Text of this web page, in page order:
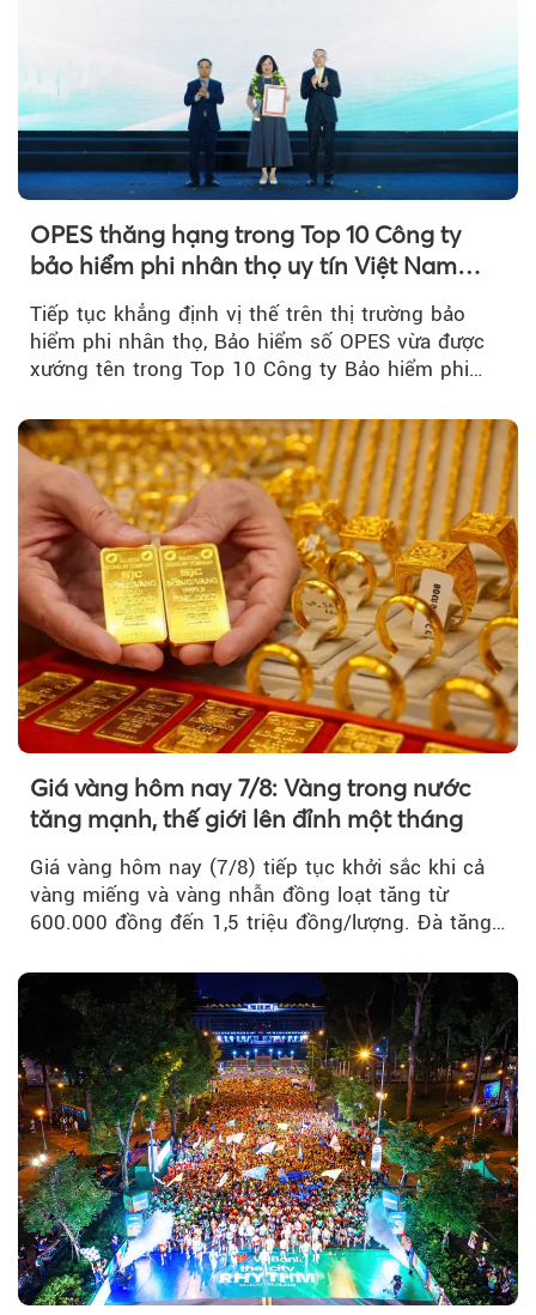
OPES thăng hạng trong Top 10 Công ty
bảo hiểm phi nhân thọ uy tín Việt Nam
2026
Tiếp tục khẳng định vị thế trên thị trường bảo
hiểm phi nhân thọ, Bảo hiểm số OPES vừa được
xướng tên trong Top 10 Công ty Bảo hiểm phi
Giá vàng hôm nay 7/8: Vàng trong nước
tăng mạnh, thế giới lên đỉnh một tháng
Giá vàng hôm nay (7/8) tiếp tục khởi sắc khi cả
vàng miếng và vàng nhẫn đồng loạt tăng từ
600.000 đồng đến 1,5 triệu đồng/lượng. Đà tăng
vàng thế giới bứt phá lên mức cao nhất trong
một tháng.